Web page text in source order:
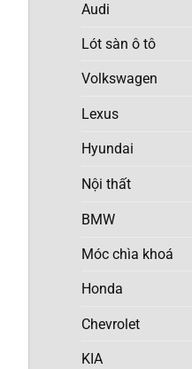
Audi
Lót sàn ô tô
Volkswagen
Lexus
Hyundai
Nội thất
BMW
Móc chìa khoá
Honda
Chevrolet
KIA